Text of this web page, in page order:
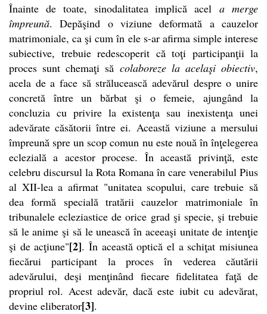
Înainte de toate, sinodalitatea implică acela merge
împreună. Depăşind o viziune deformată a cauzelor
matrimoniale, ca şi cum în ele s-ar afirma simple interese
subiective, trebuie redescoperit că toţi participanţii la
proces sunt chemaţi să colaboreze la acelaşi obiectiv,
acela de a face să strălucească adevărul despre o unire
concretă între un bărbat şi o femeie, ajungând la
concluzia cu privire la existenţa sau inexistenţa unei
adevărate căsătorii între ei. Această viziune a mersului
împreună spre un scop comun nu este nouă în înţelegerea
eclezială a acestor procese. În această privinţă, este
celebru discursul la Rota Romana în care venerabilul Pius
al XII-lea a afirmat "unitatea scopului, care trebuie să
dea formă specială tratării cauzelor matrimoniale în
tribunalele ecleziastice de orice grad şi specie, şi trebuie
să le anime şi să le unească în aceeaşi unitate de intenţie
şi de acţiune"[2]. În această optică el a schiţat misiunea
fiecărui participant la proces în vederea căutării
adevărului, deşi menţinând fiecare fidelitatea faţă de
propriul rol. Acest adevăr, dacă este iubit cu adevărat,
devine eliberator[3].